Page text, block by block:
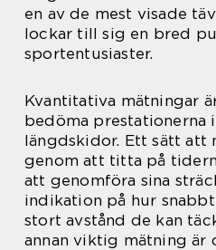
en av de mest visade
lockar till sig en bred
sportentusiaster.
Kvantitativa mätningar
bedöma prestationerna
längdskidor. Ett sätt att
genom att titta på
att genomföra sina
indikation på hur
stort avstånd de kan
annan viktig mätning